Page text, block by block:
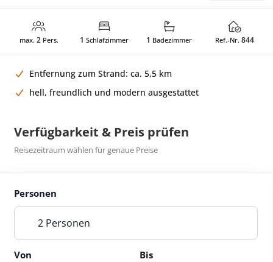
max. 2Pers. 1 Schlafzimmer 1 Badezimmer Ref.-Nr. 844
Entfernung zum Strand: ca. 5,5 km
hell, freundlich und modern ausgestattet
Verfügbarkeit & Preis prüfen
Reisezeitraum wählen für genaue Preise
Personen
2 Personen
Von Bis